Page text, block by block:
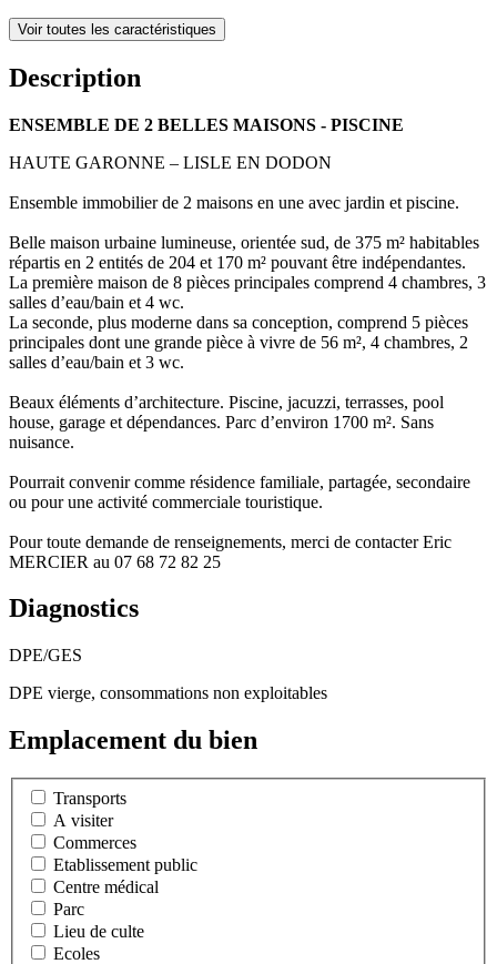
Voir toutes les caractéristiques
Description
ENSEMBLE DE 2 BELLES MAISONS - PISCINE
HAUTE GARONNE – LISLE EN DODON
Ensemble immobilier de 2 maisons en une avec jardin et piscine.
Belle maison urbaine lumineuse, orientée sud, de 375 m² habitables
répartis en 2 entités de 204 et 170 m² pouvant être indépendantes.
La première maison de 8 pièces principales comprend 4 chambres, 3
salles d’eau/bain et 4 wc.
La seconde, plus moderne dans sa conception, comprend 5 pièces
principales dont une grande pièce à vivre de 56 m², 4 chambres, 2
salles d’eau/bain et 3 wc.
Beaux éléments d’architecture. Piscine, jacuzzi, terrasses, pool
house, garage et dépendances. Parc d’environ 1700 m². Sans
nuisance.
Pourrait convenir comme résidence familiale, partagée, secondaire
ou pour une activité commerciale touristique.
Pour toute demande de renseignements, merci de contacter Eric
MERCIER au 07 68 72 82 25
Diagnostics
DPE/GES
DPE vierge, consommations non exploitables
Emplacement du bien
Transports
A visiter
Commerces
Etablissement public
Centre médical
Parc
Lieu de culte
Ecoles